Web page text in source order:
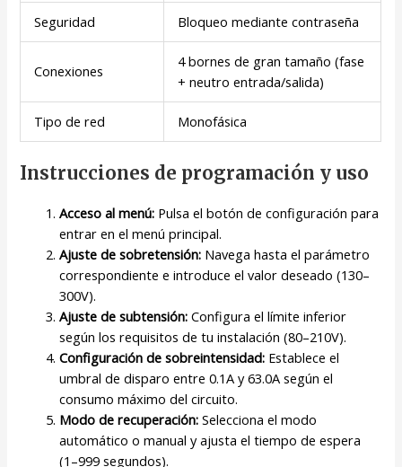
Seguridad Bloqueo mediante contraseña
Conexiones
4 bornes de gran tamaño (fase
+ neutro entrada/salida)
Tipo de red Monofásica
Instrucciones de programación y uso
Acceso al menú: Pulsa el botón de configuración para
entrar en el menú principal.
Ajuste de sobretensión: Navega hasta el parámetro
correspondiente e introduce el valor deseado (130–
300V).
Ajuste de subtensión: Configura el límite inferior
según los requisitos de tu instalación (80–210V).
Configuración de sobreintensidad: Establece el
umbral de disparo entre 0.1A y 63.0A según el
consumo máximo del circuito.
Modo de recuperación: Selecciona el modo
automático o manual y ajusta el tiempo de espera
(1–999 segundos).